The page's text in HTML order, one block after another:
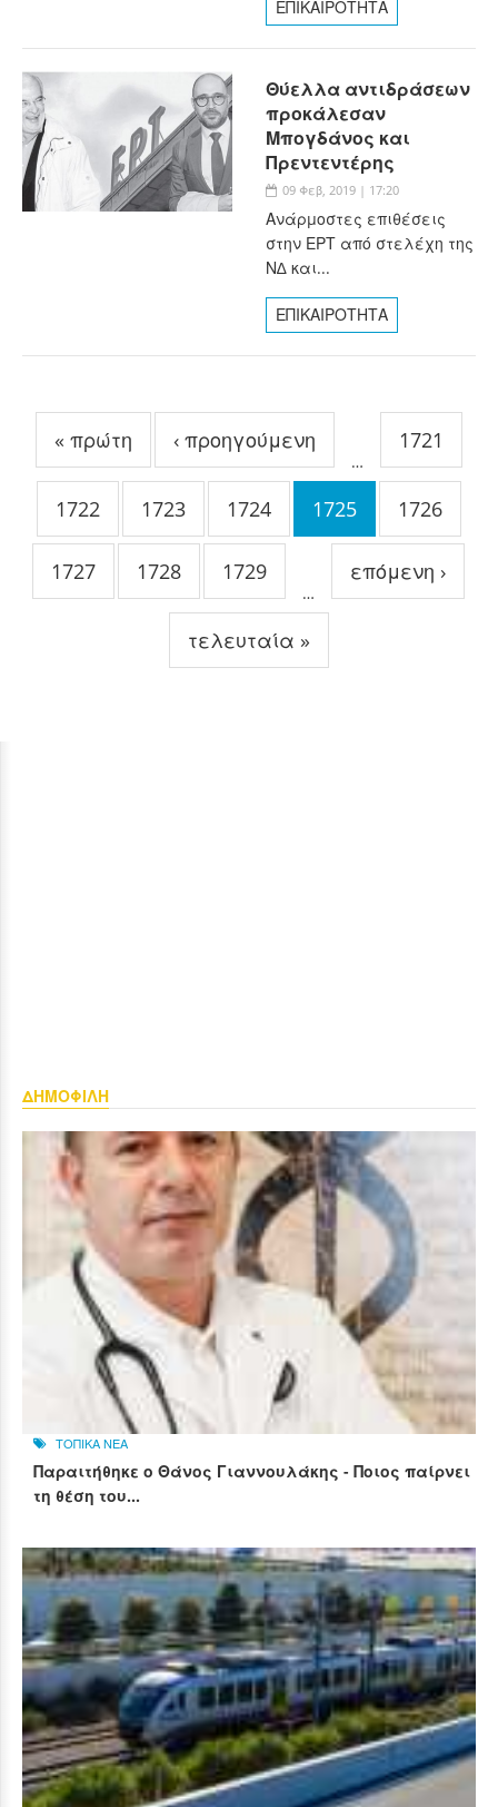
ΕΠΙΚΑΙΡΟΤΗΤΑ
Θύελλα αντιδράσεων
προκάλεσαν
Μπογδάνος και
Πρεντεντέρης
09 Φεβ, 2019 | 17:20
Ανάρµοστες επιθέσεις
στην ΕΡΤ από στελέχη της
Ν∆ και...
ΕΠΙΚΑΙΡΟΤΗΤΑ
« πρώτη ‹ προηγούμενη
…
1721
1722 1723 1724 1725 1726
1727 1728 1729
…
επόμενη ›
τελευταία »
ΔΗΜΟΦΙΛΗ
ΤΟΠΙΚΑ ΝΕΑ
Παραιτήθηκε ο Θάνος Γιαννουλάκης - Ποιος παίρνει
τη θέση του...